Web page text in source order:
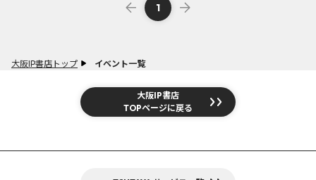
大阪IP書店トップ イベント一覧
1
大阪IP書店
TOPページに戻る